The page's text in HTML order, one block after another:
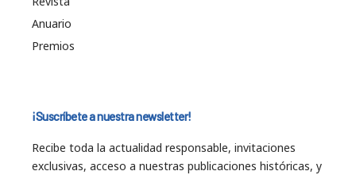
Anuario
Premios
¡Suscríbete a nuestra newsletter!
Recibe toda la actualidad responsable, invitaciones
exclusivas, acceso a nuestras publicaciones históricas, y